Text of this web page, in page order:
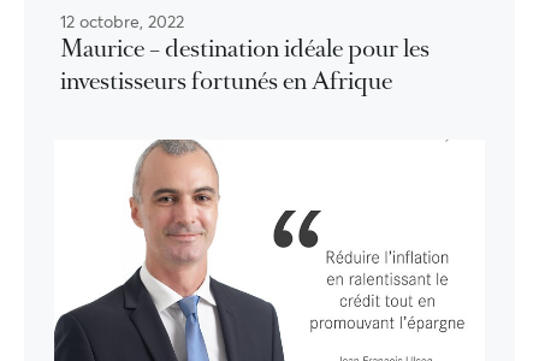
12 octobre, 2022
Maurice – destination idéale pour les
investisseurs fortunés en Afrique